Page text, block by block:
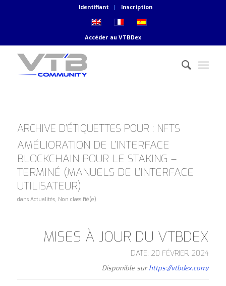
Identifiant Inscription
Accéder au VTBDex
ARCHIVE D’ÉTIQUETTES POUR : NFTS
AMÉLIORATION DE L’INTERFACE
BLOCKCHAIN POUR LE STAKING –
TERMINÉ (MANUELS DE L’INTERFACE
UTILISATEUR)
dans Actualités, Non classifié(e)
MISES À JOUR DU VTBDEX
DATE: 20 FÉVRIER, 2024
Disponible surhttps://vtbdex.com/